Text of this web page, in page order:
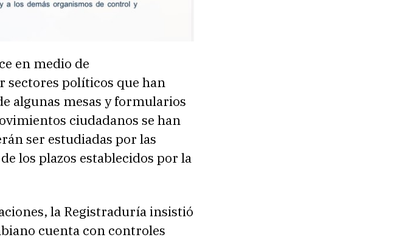
en medio de
políticos que han
algunas mesas y formularios
ciudadanos se han
ser estudiadas por las
los plazos establecidos por la
la Registraduría insistió
cuenta con controles